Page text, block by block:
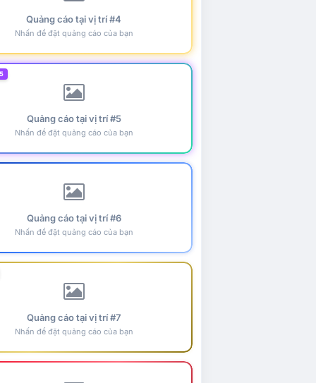
Quảng cáo tại vị trí #4
Nhấn để đặt quảng cáo của bạn
Quảng cáo tại vị trí #5
Nhấn để đặt quảng cáo của bạn
Quảng cáo tại vị trí #6
Nhấn để đặt quảng cáo của bạn
Quảng cáo tại vị trí #7
Nhấn để đặt quảng cáo của bạn